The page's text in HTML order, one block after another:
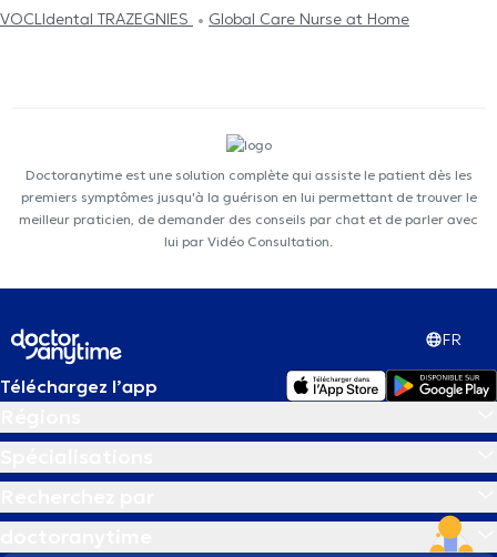
VOCLIdental TRAZEGNIES
Global Care Nurse at Home
Doctoranytime est une solution complète qui assiste le patient dès les
premiers symptômes jusqu'à la guérison en lui permettant de trouver le
meilleur praticien, de demander des conseils par chat et de parler avec
lui par Vidéo Consultation.
FR
Téléchargez l’app